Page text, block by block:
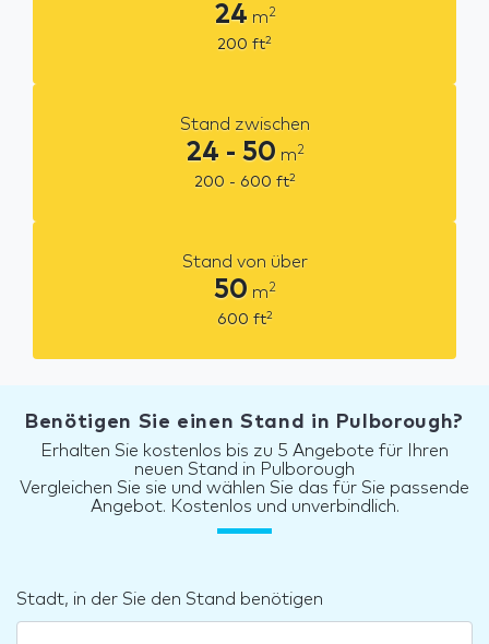
24 m2
200 ft2
Stand zwischen
24 - 50 m2
200 - 600 ft2
Stand von über
50 m2
600 ft2
Benötigen Sie einen Stand in Pulborough?
Erhalten Sie kostenlos bis zu 5 Angebote für Ihren
neuen Stand in Pulborough
Vergleichen Sie sie und wählen Sie das für Sie passende
Angebot. Kostenlos und unverbindlich.
Stadt, in der Sie den Stand benötigen